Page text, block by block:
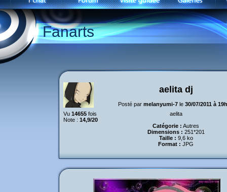
Fanarts
aelita dj
Posté par melanyumi-7 le 30/07/2011 à
Vu 14655fois
Note : 14,9/20
aelita
Catégorie : Autres
Dimensions : 251*201
Taille : 9,6 ko
Format : JPG